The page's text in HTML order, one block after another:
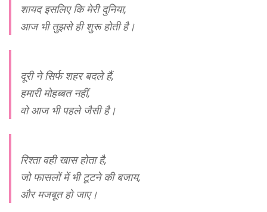
शायद इसलिए कि मेरी दुनिया,
आज भी तुझसे ही शुरू होती है।
दूरी ने सिर्फ शहर बदले हैं,
हमारी मोहब्बत नहीं,
वो आज भी पहले जैसी है।
रिश्ता वही खास होता है,
जो फासलों में भी टूटने की बजाय,
और मजबूत हो जाए।